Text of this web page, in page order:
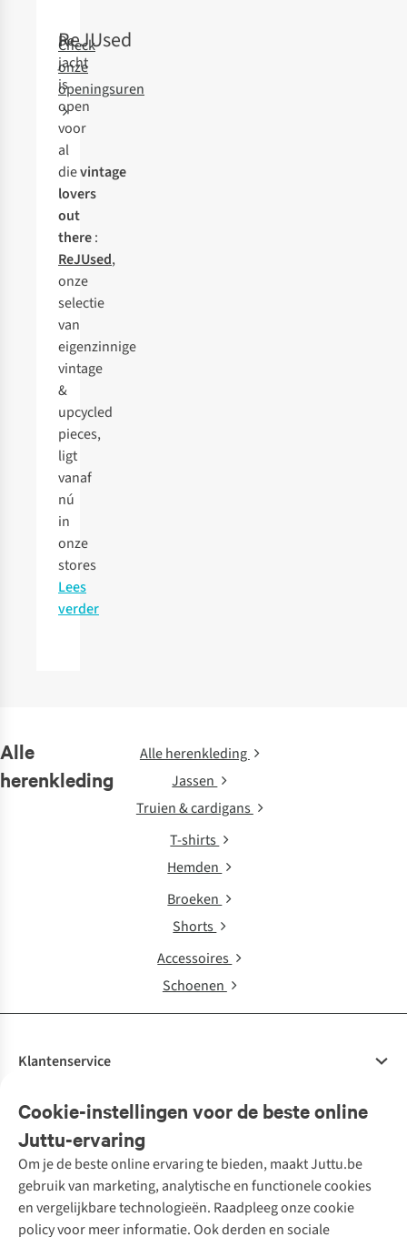
ReJUsed
De
jacht
is
open
voor
al
dievintage
lovers
out
there:
ReJUsed,
onze
selectie
van
eigenzinnige
vintage
&
upcycled
pieces,
ligt
vanaf
nú
in
onze
stores
Lees
verder
Check
onze
openingsuren
Alle
herenkleding
Alle herenkleding
Jassen
Truien & cardigans
T-shirts
Hemden
Broeken
Shorts
Accessoires
Schoenen
Cookie-instellingen voor de beste online
Juttu-ervaring
Om je de beste online ervaring te bieden, maakt Juttu.be
gebruik van marketing, analytische en functionele cookies
en vergelijkbare technologieën. Raadpleeg onze cookie
policy voor meer informatie. Ook derden en sociale
Klantenservice
Bestellen
Betalen
10% studentenkorting
Klarna - achteraf betalen
Levering
Onze diensten
Tweedehands - ReJUsed
Kledingatelier
Personal shopping
Textielbox
Juttu
Over ons
Juttu Friends
Merken